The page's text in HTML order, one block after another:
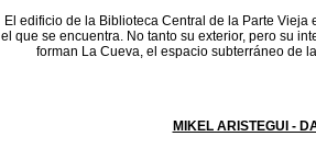
El edificio de la Biblioteca Central de la Parte
el que se encuentra. No tanto su exterior, pero su
forman La Cueva, el espacio subterráneo de
MIKEL ARISTEGUI -